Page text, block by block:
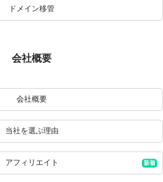
ドメイン移管
会社概要
会社概要
当社を選ぶ理由
アフィリエイト